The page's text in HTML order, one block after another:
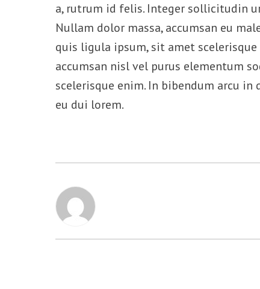
a, rutrum id felis. Integer sollicitudin
Nullam dolor massa, accumsan eu
quis ligula ipsum, sit amet
accumsan nisl vel purus elementum
scelerisque enim. In bibendum arcu
eu dui lorem.